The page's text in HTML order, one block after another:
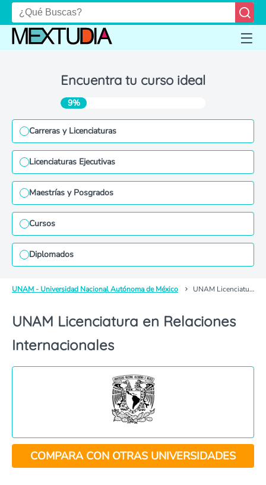
Encuentra tu curso ideal
9%
Carreras y Licenciaturas
Licenciaturas Ejecutivas
Maestrías y Posgrados
Cursos
Diplomados
UNAM - Universidad Nacional Autónoma de México UNAM Licenciatura en Relaciones Internacionales
UNAM Licenciatura en Relaciones
Internacionales
COMPARA CON OTRAS UNIVERSIDADES